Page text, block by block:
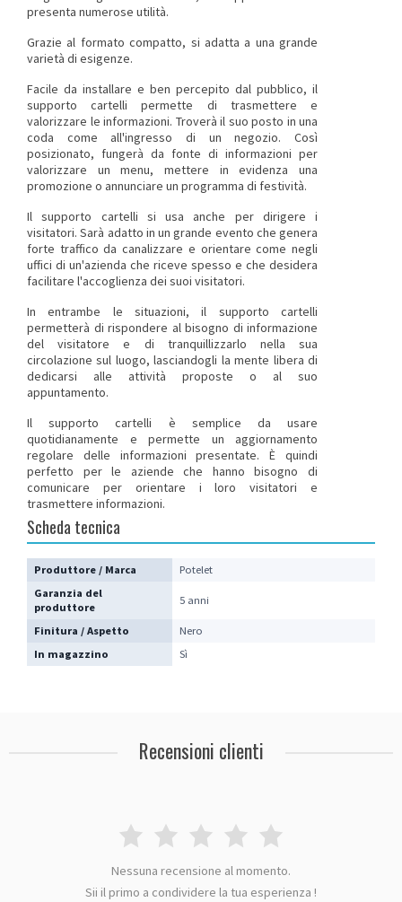
presenta numerose utilità.
Grazie al formato compatto, si adatta a una grande
varietà di esigenze.
Facile da installare e ben percepito dal pubblico, il
supporto cartelli permette di trasmettere e
valorizzare le informazioni. Troverà il suo posto in una
coda come all'ingresso di un negozio. Così
posizionato, fungerà da fonte di informazioni per
valorizzare un menu, mettere in evidenza una
promozione o annunciare un programma di festività.
Il supporto cartelli si usa anche per dirigere i
visitatori. Sarà adatto in un grande evento che genera
forte traffico da canalizzare e orientare come negli
uffici di un'azienda che riceve spesso e che desidera
facilitare l'accoglienza dei suoi visitatori.
In entrambe le situazioni, il supporto cartelli
permetterà di rispondere al bisogno di informazione
del visitatore e di tranquillizzarlo nella sua
circolazione sul luogo, lasciandogli la mente libera di
dedicarsi alle attività proposte o al suo
appuntamento.
Il supporto cartelli è semplice da usare
quotidianamente e permette un aggiornamento
regolare delle informazioni presentate. È quindi
perfetto per le aziende che hanno bisogno di
comunicare per orientare i loro visitatori e
trasmettere informazioni.
Scheda tecnica
Produttore / Marca
Potelet
Garanzia del
produttore
5 anni
Finitura / Aspetto
Nero
In magazzino
Sì
Recensioni clienti
Nessuna recensione al momento.
Sii il primo a condividere la tua esperienza !